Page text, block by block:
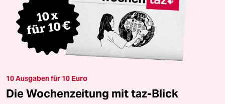
10 Ausgaben für 10 Euro
Die Wochenzeitung mit taz-Blick